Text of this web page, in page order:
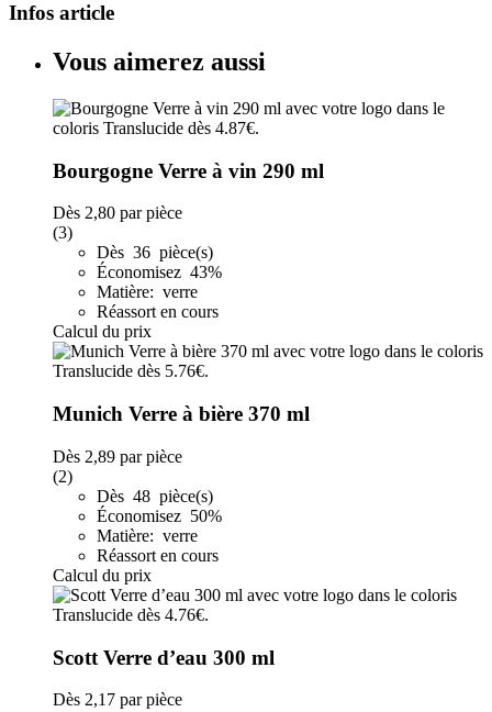
Infos article
Vous aimerez aussi
Bourgogne Verre à vin 290 ml
Dès 2,80 par pièce
(3)
Dès 36 pièce(s)
Économisez 43%
Matière: verre
Réassort en cours
Calcul du prix
Munich Verre à bière 370 ml
Dès 2,89 par pièce
(2)
Dès 48 pièce(s)
Économisez 50%
Matière: verre
Réassort en cours
Calcul du prix
Scott Verre d’eau 300 ml
Dès 2,17 par pièce